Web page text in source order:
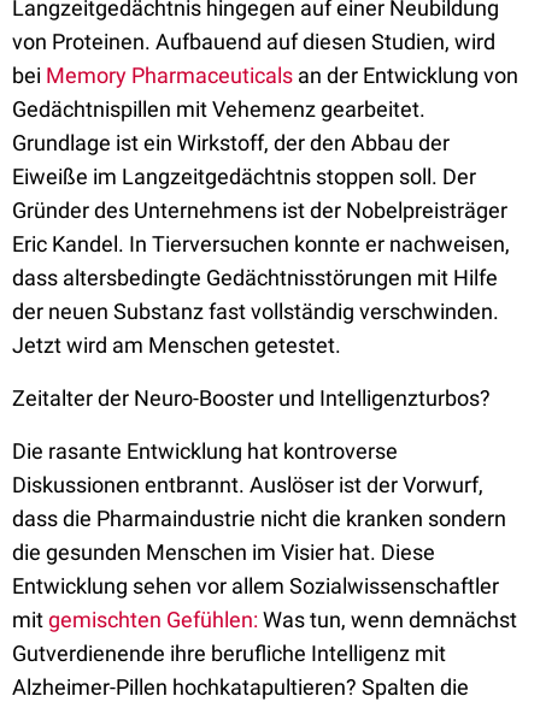
Langzeitgedächtnis hingegen auf einer Neubildung
von Proteinen. Aufbauend auf diesen Studien, wird
bei Memory Pharmaceuticals an der Entwicklung von
Gedächtnispillen mit Vehemenz gearbeitet.
Grundlage ist ein Wirkstoff, der den Abbau der
Eiweiße im Langzeitgedächtnis stoppen soll. Der
Gründer des Unternehmens ist der Nobelpreisträger
Eric Kandel. In Tierversuchen konnte er nachweisen,
dass altersbedingte Gedächtnisstörungen mit Hilfe
der neuen Substanz fast vollständig verschwinden.
Jetzt wird am Menschen getestet.
Zeitalter der Neuro-Booster und Intelligenzturbos?
Die rasante Entwicklung hat kontroverse
Diskussionen entbrannt. Auslöser ist der Vorwurf,
dass die Pharmaindustrie nicht die kranken sondern
die gesunden Menschen im Visier hat. Diese
Entwicklung sehen vor allem Sozialwissenschaftler
mitgemischten Gefühlen:Was tun, wenn demnächst
Gutverdienende ihre berufliche Intelligenz mit
Alzheimer-Pillen hochkatapultieren? Spalten die